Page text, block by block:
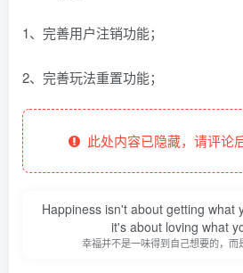
1、完善用户注销功能；
2、完善玩法重置功能；
此处内容已隐藏，请评论
Happiness isn't about getting what
it's about loving what
幸福并不是一味得到自己想要的，而